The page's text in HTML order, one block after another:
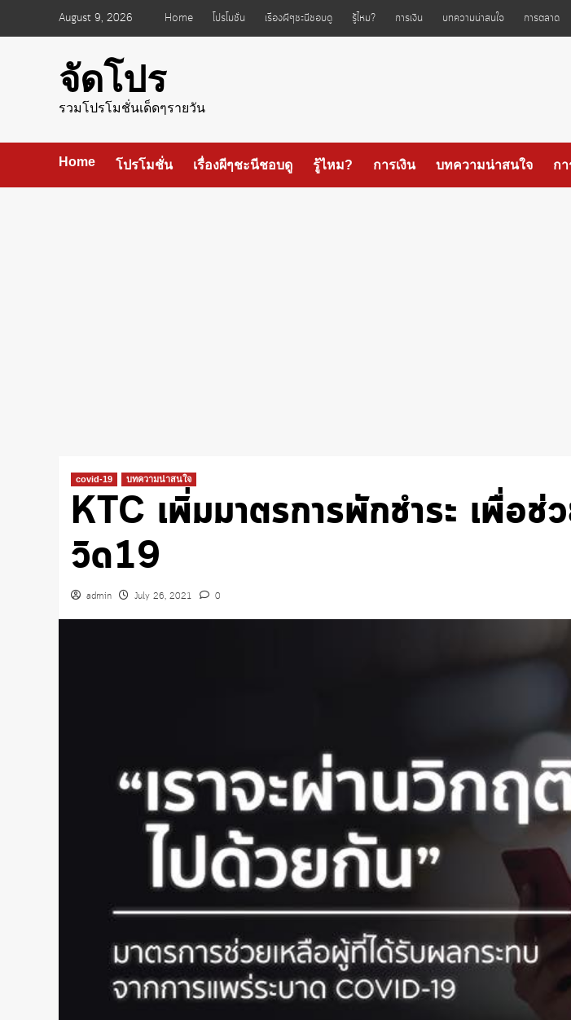
August 9, 2026 Home โปรโมชั่น เรื่องผีๆชะนีชอบดู รู้ไหม? การเงิน บทความน่าสนใจ การตลาด
จัดโปร
รวมโปรโมชั่นเด็ดๆรายวัน
Home โปรโมชั่น เรื่องผีๆชะนีชอบดู รู้ไหม? การเงิน บทความน่าสนใจ ก
covid-19 บทความน่าสนใจ
KTC เพิ่มมาตรการพักชำระ เพื่อช่
วิด19
admin July 26, 2021 0